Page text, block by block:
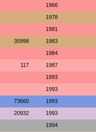
1966
1978
1981
35998 1983
1984
117 1987
1993
1993
73660 1993
20932 1993
1994